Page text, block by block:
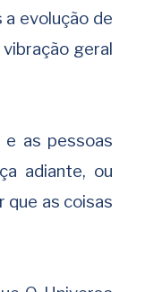
evolução de
geral
e as pessoas
adiante, ou
que as coisas